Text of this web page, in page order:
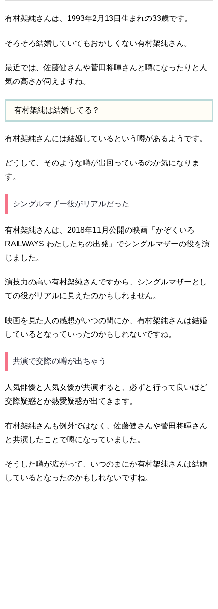
有村架純さんは、1993年2月13日生まれの33歳です。
そろそろ結婚していてもおかしくない有村架純さん。
最近では、佐藤健さんや菅田将暉さんと噂になったりと人
気の高さが伺えますね。
有村架純は結婚してる？
有村架純さんには結婚しているという噂があるようです。
どうして、そのような噂が出回っているのか気になりま
す。
シングルマザー役がリアルだった
有村架純さんは、2018年11月公開の映画「かぞくいろ
RAILWAYS わたしたちの出発」でシングルマザーの役を演
じました。
演技力の高い有村架純さんですから、シングルマザーとし
ての役がリアルに見えたのかもしれません。
映画を見た人の感想がいつの間にか、有村架純さんは結婚
しているとなっていったのかもしれないですね。
共演で交際の噂が出ちゃう
人気俳優と人気女優が共演すると、必ずと行って良いほど
交際疑惑とか熱愛疑惑が出てきます。
有村架純さんも例外ではなく、佐藤健さんや菅田将暉さん
と共演したことで噂になっていました。
そうした噂が広がって、いつのまにか有村架純さんは結婚
しているとなったのかもしれないですね。